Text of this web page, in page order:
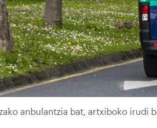
anbulantzia bat, artxiboko irudi